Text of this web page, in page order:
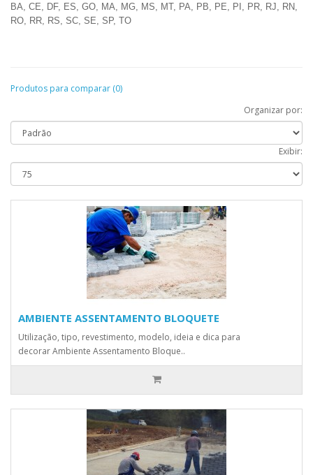
BA, CE, DF, ES, GO, MA, MG, MS, MT, PA, PB, PE, PI, PR, RJ, RN,
RO, RR, RS, SC, SE, SP, TO
Produtos para comparar (0)
Organizar por:
Exibir:
AMBIENTE ASSENTAMENTO BLOQUETE
Utilização, tipo, revestimento, modelo, ideia e dica para
decorar Ambiente Assentamento Bloque..